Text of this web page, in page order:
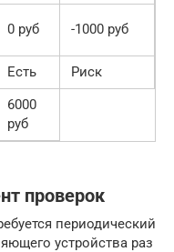
0 руб -1000 руб
Есть Риск
6000
руб
проверок
периодический
устройства раз